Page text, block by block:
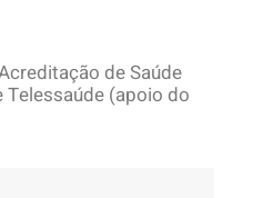
de Saúde
Telessaúde (apoio do